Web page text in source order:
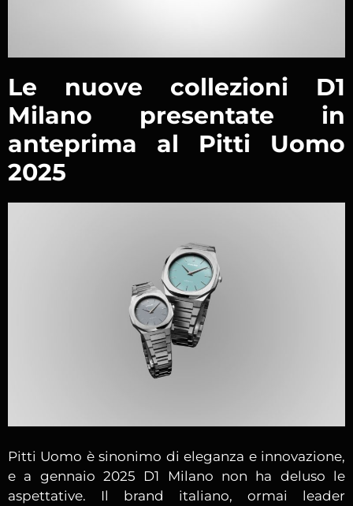
Le nuove collezioni D1
Milano presentate in
anteprima al Pitti Uomo
2025
Pitti Uomo è sinonimo di eleganza e innovazione,
e a gennaio 2025 D1 Milano non ha deluso le
aspettative. Il brand italiano, ormai leader